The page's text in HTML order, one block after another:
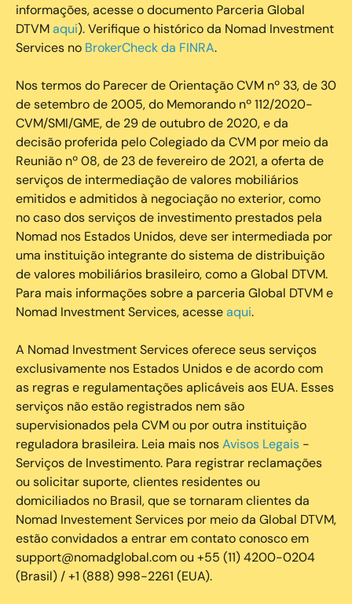
informações, acesse o documento Parceria Global
DTVMaqui). Verifique o histórico da Nomad Investment
Services no BrokerCheck da FINRA.
Nos termos do Parecer de Orientação CVM nº 33, de 30
de setembro de 2005, do Memorando nº 112/2020-
CVM/SMI/GME, de 29 de outubro de 2020, e da
decisão proferida pelo Colegiado da CVM por meio da
Reunião nº 08, de 23 de fevereiro de 2021, a oferta de
serviços de intermediação de valores mobiliários
emitidos e admitidos à negociação no exterior, como
no caso dos serviços de investimento prestados pela
Nomad nos Estados Unidos, deve ser intermediada por
uma instituição integrante do sistema de distribuição
de valores mobiliários brasileiro, como a Global DTVM.
Para mais informações sobre a parceria Global DTVM e
Nomad Investment Services, acesseaqui.
A Nomad Investment Services oferece seus serviços
exclusivamente nos Estados Unidos e de acordo com
as regras e regulamentações aplicáveis aos EUA. Esses
serviços não estão registrados nem são
supervisionados pela CVM ou por outra instituição
reguladora brasileira. Leia mais nosAvisos Legais -
Serviços de Investimento. Para registrar reclamações
ou solicitar suporte, clientes residentes ou
domiciliados no Brasil, que se tornaram clientes da
Nomad Investement Services por meio da Global DTVM,
estão convidados a entrar em contato conosco em
support@nomadglobal.com ou +55 (11) 4200-0204
(Brasil) / +1 (888) 998-2261 (EUA).